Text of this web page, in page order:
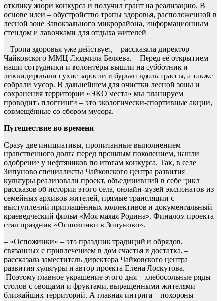
отклику жюри конкурса и получил грант на реализацию. В
основе идеи – обустройство тропы здоровья, расположенной в
лесной зоне Завокзального микрорайона, информационным
стендом и лавочками для отдыха жителей.
– Тропа здоровья уже действует, – рассказала директор
Чайковского ММЦ Людмила Беляева. – Перед её открытием
наши сотрудники и волонтёры вышли на субботник и
ликвидировали сухие заросли и бурьян вдоль трассы, а также
собрали мусор. В дальнейшем для очистки лесной зоны и
сохранения территории «ЭКО места» мы планируем
проводить плоггинги – это экологически-спортивные акции,
совмещённые со сбором мусора.
Путешествие во времени
Сразу две инициативы, пропитанные выполнением
нравственного долга перед прошлым поколением, нашли
одобрение у нефтяников по итогам конкурса. Так, в селе
Зипуново специалисты Чайковского центра развития
культуры реализовали проект, объединивший в себе цикл
рассказов об истории этого села, онлайн-музей экспонатов из
семейных архивов жителей, прямые трансляции с
выступлений приглашённых коллективов и документальный
краеведческий фильм «Моя малая Родина». Финалом проекта
стал праздник «Оспожинки в Зипуново».
– «Оспожинки» – это праздник традиций и обрядов,
связанных с привлечением в дом счастья и достатка, –
рассказала заместитель директора Чайковского центра
развития культуры и автор проекта Елена Лоскутова. –
Поэтому главное украшение этого дня – хлебосольные ряды
столов с овощами и фруктами, выращенными жителями
ближайших территорий. А главная интрига – похороны